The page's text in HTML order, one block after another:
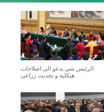
الرئيس شي يدعو الى اصلاحات
هيكلية و تحديث زراعى